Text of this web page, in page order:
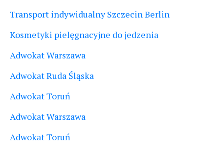
Transport indywidualny Szczecin Berlin
Kosmetyki pielęgnacyjne do jedzenia
Adwokat Warszawa
Adwokat Ruda Śląska
Adwokat Toruń
Adwokat Warszawa
Adwokat Toruń